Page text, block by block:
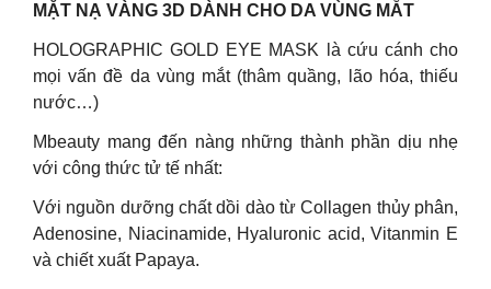
MẶT NẠ VÀNG 3D DÀNH CHO DA VÙNG MẮT
HOLOGRAPHIC GOLD EYE MASK là cứu cánh cho
mọi vấn đề da vùng mắt (thâm quầng, lão hóa, thiếu
nước…)
Mbeauty mang đến nàng những thành phần dịu nhẹ
với công thức tử tế nhất:
Với nguồn dưỡng chất dồi dào từ Collagen thủy phân,
Adenosine, Niacinamide, Hyaluronic acid, Vitanmin E
và chiết xuất Papaya.